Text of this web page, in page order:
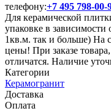
телефону:+7 495 798-00-
Для керамической
упаковке в
1кв.м. так и больше) На
цены! При заказе
отличатся. Наличие
Категории
Керамогранит
Доставка
Оплата